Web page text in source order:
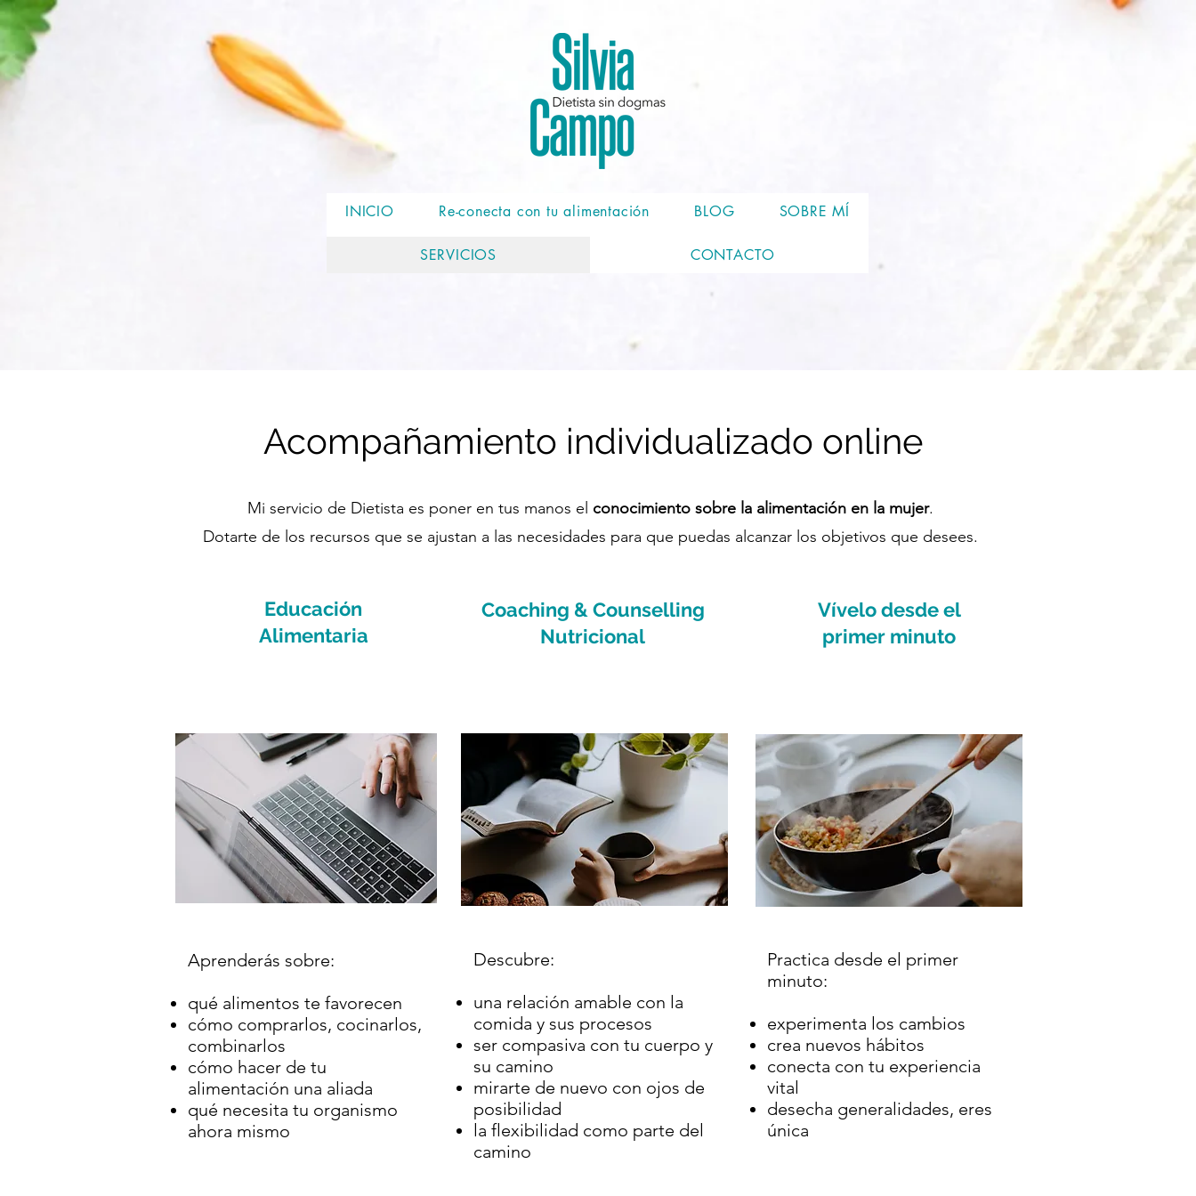
INICIO Re-conecta con tu alimentación BLOG SOBRE MÍ
SERVICIOS CONTACTO
Acompañamiento individualizado online
Mi servicio de Dietista es poner en tus manos el conocimiento sobre la alimentación en la mujer.
Dotarte de los recursos que se ajustan a las necesidades para que puedas alcanzar los objetivos que desees.
Educación
Alimentaria
Coaching & Counselling
Nutricional
Vívelo desde el
primer minuto
Aprenderás sobre:
qué alimentos te favorecen
cómo comprarlos, cocinarlos,
combinarlos
cómo hacer de tu
alimentación una aliada
qué necesita tu organismo
ahora mismo
Descubre:
una relación amable con la
comida y sus procesos
ser compasiva con tu cuerpo y
su camino
mirarte de nuevo con ojos de
posibilidad
la flexibilidad como parte del
camino
Practica desde el primer
minuto:
experimenta los cambios
crea nuevos hábitos
conecta con tu experiencia
vital
desecha generalidades, eres
única